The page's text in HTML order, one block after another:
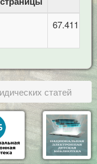
67.411
статей